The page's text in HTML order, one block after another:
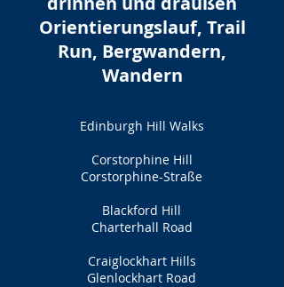
Orientierungslauf, Trail
Run, Bergwandern,
Wandern
Edinburgh Hill Walks
Corstorphine Hill
Corstorphine-Straße
Blackford Hill
Charterhall Road
Craiglockhart Hills
Glenlockhart Road